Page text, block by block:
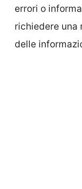
errori o
richiedere una
delle